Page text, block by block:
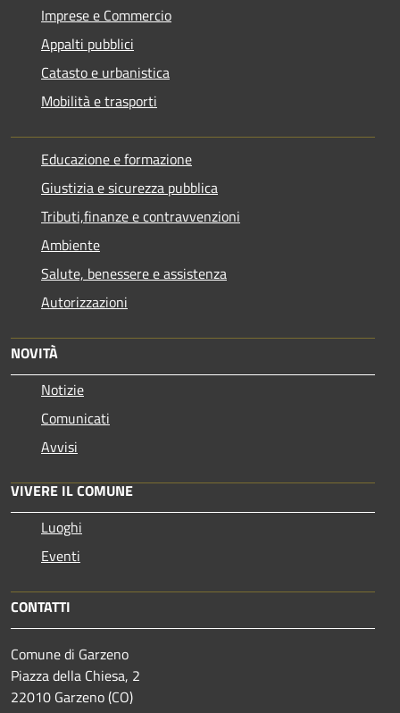
Imprese e Commercio
Appalti pubblici
Catasto e urbanistica
Mobilità e trasporti
Educazione e formazione
Giustizia e sicurezza pubblica
Tributi,finanze e contravvenzioni
Ambiente
Salute, benessere e assistenza
Autorizzazioni
NOVITÀ
Notizie
Comunicati
Avvisi
VIVERE IL COMUNE
Luoghi
Eventi
CONTATTI
Comune di Garzeno
Piazza della Chiesa, 2
22010 Garzeno (CO)